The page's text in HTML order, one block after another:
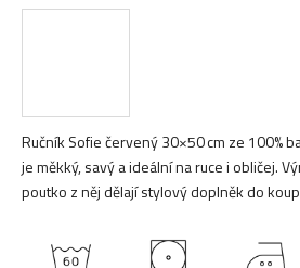
Ručník Sofie červený 30×50 cm ze 100%
je měkký, savý a ideální na ruce i obličej.
poutko z něj dělají stylový doplněk do